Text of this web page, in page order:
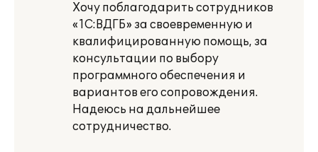
Хочу поблагодарить сотрудников
«1С:ВДГБ» за своевременную и
квалифицированную помощь, за
консультации по выбору
программного обеспечения и
вариантов его сопровождения.
Надеюсь на дальнейшее
сотрудничество.